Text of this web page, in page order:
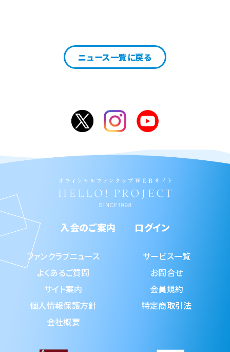
ニュース一覧に戻る
入会のご案内 ログイン
ファンクラブニュース
サービス一覧
よくあるご質問
お問合せ
サイト案内
会員規約
個人情報保護方針
特定商取引法
会社概要